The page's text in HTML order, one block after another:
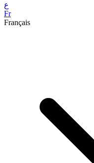
ع
Fr
Français